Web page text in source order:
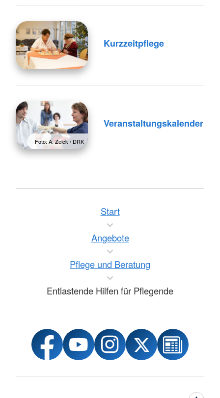
Kurzzeitpflege
Foto: A. Zelck / DRK
Veranstaltungskalender
Start
Angebote
Pflege und Beratung
Entlastende Hilfen für Pflegende